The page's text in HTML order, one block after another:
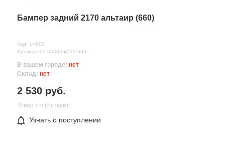
Бампер задний 2170 альтаир (660)
Код: 14672
Артикул: 217002804015-660
В вашем городе: нет
Склад: нет
2 530 руб.
Товар отсутствует
Узнать о поступлении